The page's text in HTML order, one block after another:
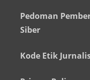
Pedoman
Siber
Kode Etik